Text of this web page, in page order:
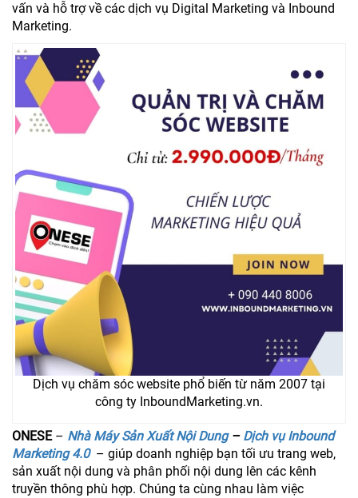
vấn và hỗ trợ về các dịch vụ Digital Marketing và Inbound
Marketing.
Dịch vụ chăm sóc website phổ biến từ năm 2007 tại
công ty InboundMarketing.vn.
ONESE– Nhà Máy Sản Xuất Nội Dung– Dịch vụ Inbound
Marketing 4.0 – giúp doanh nghiệp bạn tối ưu trang web,
sản xuất nội dung và phân phối nội dung lên các kênh
truyền thông phù hợp. Chúng ta cùng nhau làm việc